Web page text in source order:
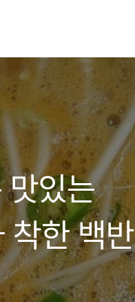
맛있는
착한 백반
점